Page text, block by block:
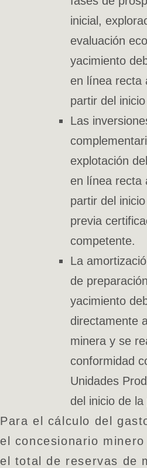
inicial,
evaluación
yacimiento
en línea recta
partir del
Las
explotación
en línea recta
partir del
previa
competente.
La
de
yacimiento
directamente
minera y se
conformidad
Unidades
del inicio de
Para el cálculo del
el concesionario
el total de reservas de